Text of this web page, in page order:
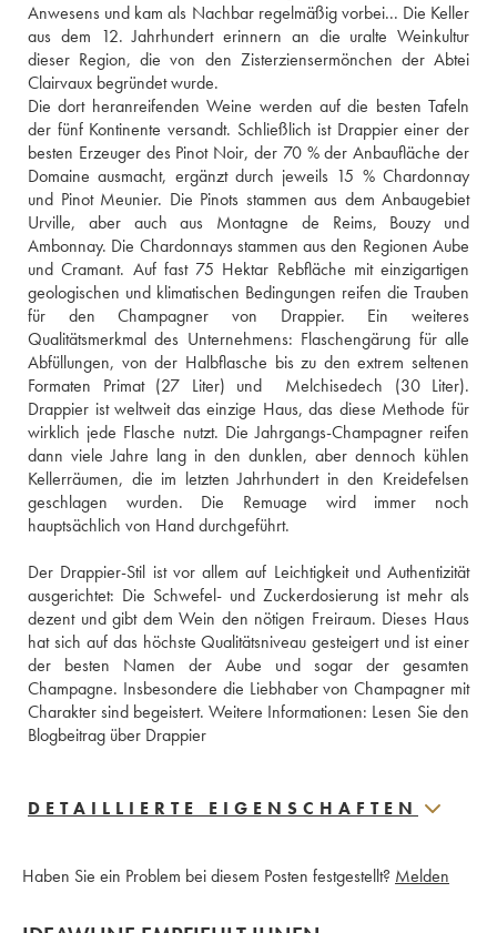
Anwesens und kam als Nachbar regelmäßig vorbei... Die Keller
aus dem 12. Jahrhundert erinnern an die uralte Weinkultur
dieser Region, die von den Zisterziensermönchen der Abtei
Clairvaux begründet wurde.
Die dort heranreifenden Weine werden auf die besten Tafeln
der fünf Kontinente versandt. Schließlich ist Drappier einer der
besten Erzeuger des Pinot Noir, der 70 % der Anbaufläche der
Domaine ausmacht, ergänzt durch jeweils 15 % Chardonnay
und Pinot Meunier. Die Pinots stammen aus dem Anbaugebiet
Urville, aber auch aus Montagne de Reims, Bouzy und
Ambonnay. Die Chardonnays stammen aus den Regionen Aube
und Cramant. Auf fast 75 Hektar Rebfläche mit einzigartigen
geologischen und klimatischen Bedingungen reifen die Trauben
für den Champagner von Drappier. Ein weiteres
Qualitätsmerkmal des Unternehmens: Flaschengärung für alle
Abfüllungen, von der Halbflasche bis zu den extrem seltenen
Formaten Primat (27 Liter) und  Melchisedech (30 Liter).
Drappier ist weltweit das einzige Haus, das diese Methode für
wirklich jede Flasche nutzt. Die Jahrgangs-Champagner reifen
dann viele Jahre lang in den dunklen, aber dennoch kühlen
Kellerräumen, die im letzten Jahrhundert in den Kreidefelsen
geschlagen wurden. Die Remuage wird immer noch
hauptsächlich von Hand durchgeführt.
Der Drappier-Stil ist vor allem auf Leichtigkeit und Authentizität
ausgerichtet: Die Schwefel- und Zuckerdosierung ist mehr als
dezent und gibt dem Wein den nötigen Freiraum. Dieses Haus
hat sich auf das höchste Qualitätsniveau gesteigert und ist einer
der besten Namen der Aube und sogar der gesamten
Champagne. Insbesondere die Liebhaber von Champagner mit
Charakter sind begeistert. Weitere Informationen: Lesen Sie den
Blogbeitrag über Drappier
DETAILLIERTE EIGENSCHAFTEN
Haben Sie ein Problem bei diesem Posten festgestellt? Melden